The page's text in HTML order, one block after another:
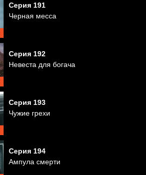
Серия 191
Черная месса
Серия 192
Невеста для богача
Серия 193
Чужие грехи
Серия 194
Ампула смерти